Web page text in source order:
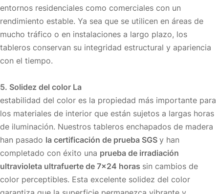
entornos residenciales como comerciales con un
rendimiento estable. Ya sea que se utilicen en áreas de
mucho tráfico o en instalaciones a largo plazo, los
tableros conservan su integridad estructural y apariencia
con el tiempo.
5. Solidez del color La
estabilidad del color es la propiedad más importante para
los materiales de interior que están sujetos a largas horas
de iluminación. Nuestros tableros enchapados de madera
han pasado la certificación de prueba SGS y han
completado con éxito una prueba de irradiación
ultravioleta ultrafuerte de 7×24 horas sin cambios de
color perceptibles. Esta excelente solidez del color